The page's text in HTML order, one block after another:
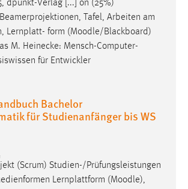
dpunkt-Verlag [...] on (25%)
Tafel, Arbeiten am
Lernplatt- form (Moodle/Blackboard)
M. Heinecke: Mensch-Computer-
für Entwickler
Bachelor
für Studienanfänger bis WS
(Scrum) Studien-/Prüfungsleistungen
Lernplattform (Moodle),